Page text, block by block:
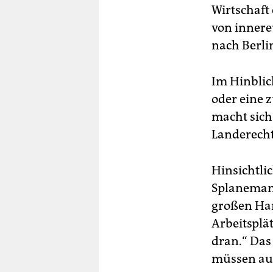
Wirtschaft
von
nach
Im
oder eine
macht
großen
dran.“
müssen